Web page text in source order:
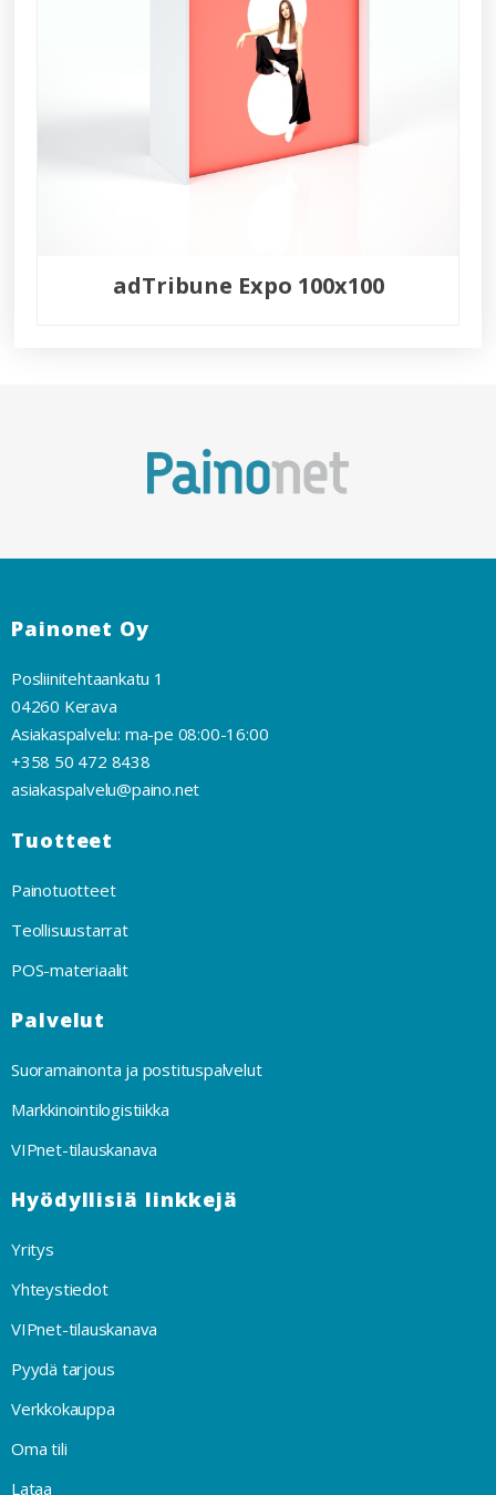
adTribune Expo 100x100
Painonet Oy
Posliinitehtaankatu 1
04260 Kerava
Asiakaspalvelu: ma-pe 08:00-16:00
+358 50 472 8438
asiakaspalvelu@paino.net
Tuotteet
Painotuotteet
Teollisuustarrat
POS-materiaalit
Palvelut
Suoramainonta ja postituspalvelut
Markkinointilogistiikka
VIPnet-tilauskanava
Hyödyllisiä linkkejä
Yritys
Yhteystiedot
VIPnet-tilauskanava
Pyydä tarjous
Verkkokauppa
Oma tili
Lataa